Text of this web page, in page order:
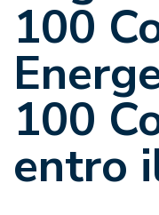
100
100
entro